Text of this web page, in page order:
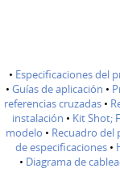
• Especificaciones del
• Guías de aplicación •
referencias cruzadas•
instalación • Kit Shot;
modelo • Recuadro del
de especificaciones •
• Diagrama de